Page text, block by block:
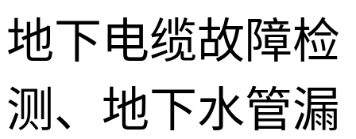
地下电缆故障检
测、地下水管漏
水检测
卫生间渗漏
水检测
地暖漏水检
测
壁挂炉维修